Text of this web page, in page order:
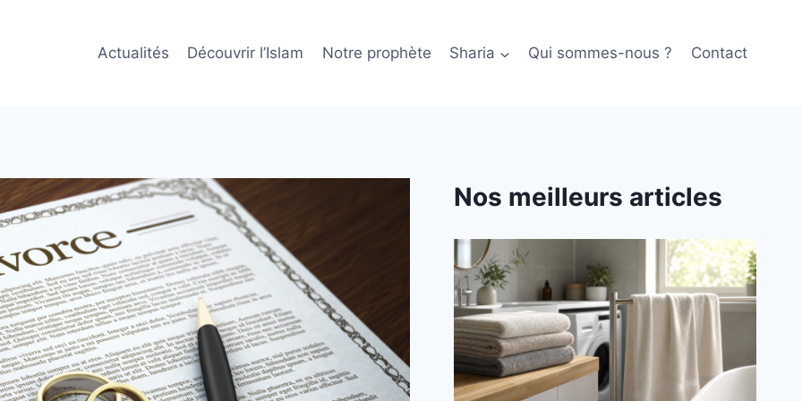
Actualités Découvrir l’Islam Notre prophète Sharia Qui sommes-nous ? Contact
Nos meilleurs articles